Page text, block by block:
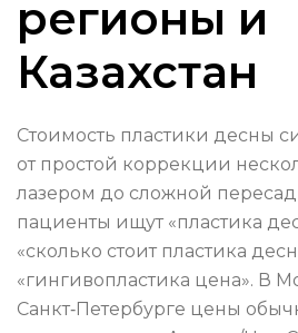
регионы и
Казахстан
Стоимость пластики десны
от простой коррекции
лазером до сложной
пациенты ищут «пластика
«сколько стоит пластика
«гингивопластика цена». В
Санкт‑Петербурге цены